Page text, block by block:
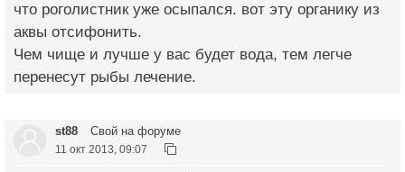
что роголистник уже осыпался. вот эту органику из
аквы отсифонить.
Чем чище и лучше у вас будет вода, тем легче
перенесут рыбы лечение.
st88 Свой на форуме
11 окт 2013, 09:07